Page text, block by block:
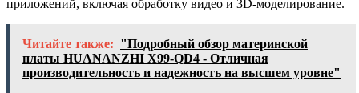
приложений, включая обработку видео и 3D-моделирование.
Читайте также: "Подробный обзор материнской
платы HUANANZHI X99-QD4 - Отличная
производительность и надежность на высшем уровне"